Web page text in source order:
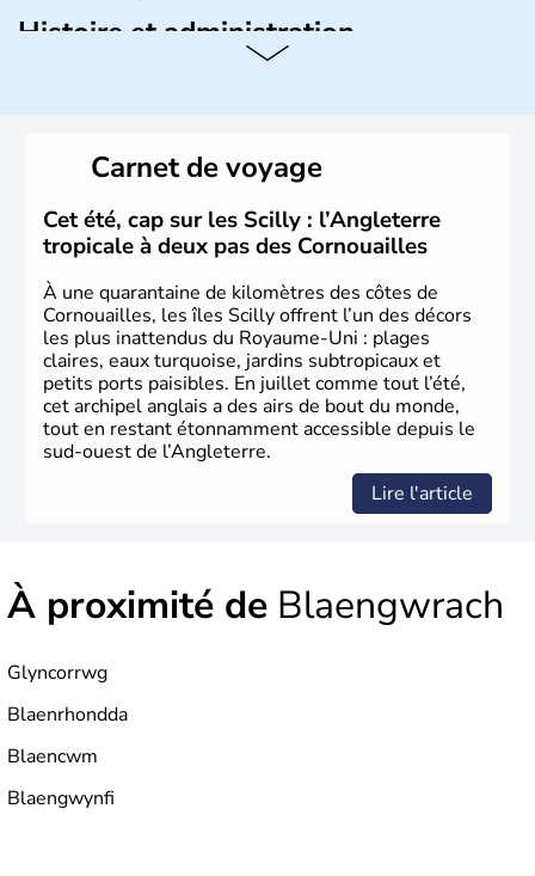
Histoire et administration
Jones, Roger Glover sont quelques-unes des célébrités
Pays de Galles
de la musique. Ken Follet et Catherine Zeta-Jones en
littérature et au cinéma portent haut les couleurs de ce
pays.
Carnet de voyage
Cet été, cap sur les Scilly : l’Angleterre
tropicale à deux pas des Cornouailles
À une quarantaine de kilomètres des côtes de
Cornouailles, les îles Scilly offrent l’un des décors
les plus inattendus du Royaume-Uni : plages
claires, eaux turquoise, jardins subtropicaux et
petits ports paisibles. En juillet comme tout l’été,
cet archipel anglais a des airs de bout du monde,
tout en restant étonnamment accessible depuis le
sud-ouest de l’Angleterre.
Lire l'article
À proximité de Blaengwrach
Glyncorrwg
Blaenrhondda
Blaencwm
Blaengwynfi